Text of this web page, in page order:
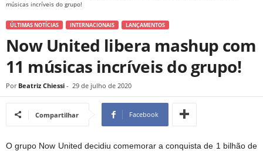
músicas incríveis do grupo!
ÚLTIMAS NOTÍCIAS INTERNACIONAIS LANÇAMENTOS
Now United libera mashup com
11 músicas incríveis do grupo!
Por Beatriz Chiessi - 29 de julho de 2020
Compartilhar Facebook
O grupo Now United decidiu comemorar a conquista de 1 bilhão de